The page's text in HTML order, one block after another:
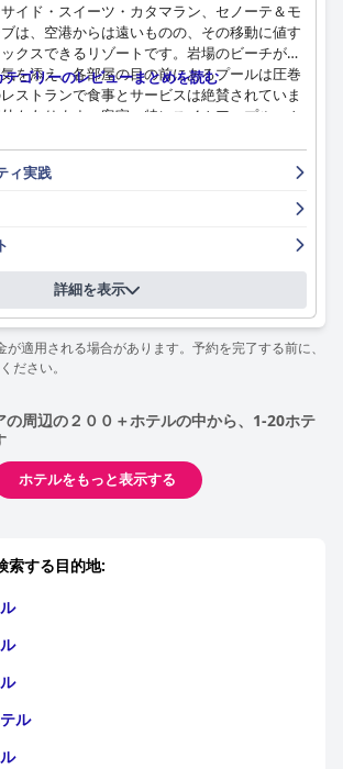
イド・スイーツ・カタマラン、セノーテ＆モ
は、空港からは遠いものの、その移動に値す
クスできるリゾートです。岩場のビーチがダ
を添え、各部屋の目の前にあるプールは圧巻
ストランで食事とサービスは絶賛されていま
もあります。客室、特にスイムアップルーム
ルやホットタブなどの豪華なアメニティが備
素晴らしいです。リゾートは細心の注意を払
り、清潔ですが、一部の部屋は更新が必要か
ッフは卓越しており、優れた顧客サービスを
いものにしています。プールでの体験は、素
レンドリーなバーテンダーがいて最高です
清掃が必要です。ビーチフロントのロケーシ
すが、一部のエリアは岩場で海藻がありま
トはエルドラド・シーサイド・スイーツで素
した。
テゴリーのレビューまとめを読む
ィ実践
詳細を表示
適用される場合があります。予約を完了する前に、
ださい。
の周辺の２００＋ホテルの中から、1-20ホテ
ホテルをもっと表示する
索する目的地:
ル